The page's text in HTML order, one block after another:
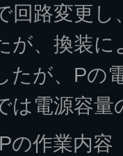
回路変更
が、換装
たが、Pの
は電源容
の作業内容